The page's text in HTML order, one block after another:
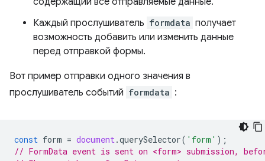
Каждый прослушиватель formdata получает
возможность добавить или изменить данные
перед отправкой формы.
Вот пример отправки одного значения в
прослушиватель событий formdata :
const form = document.querySelector( 'form' );
// FormData event is sent on <form> submission,